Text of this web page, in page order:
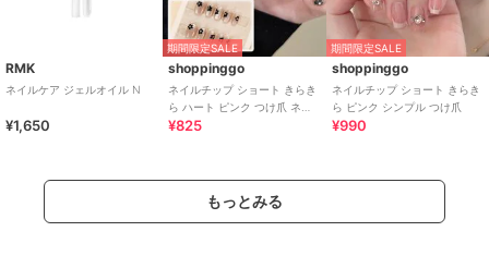
RMK
ネイルケア ジェルオイル N
¥1,650
期間限定SALE
shoppinggo
ネイルチップ ショート きらき
ら ハート ピンク つけ爪 ネイ
ルアート アートチップ
¥825
期間限定SALE
shoppinggo
ネイルチップ ショート きらき
ら ピンク シンプル つけ爪
¥990
もっとみる